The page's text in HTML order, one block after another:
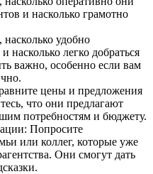
и насколько грамотно
удобно
насколько легко добраться
важно, особенно если вам
цены и предложения
что они предлагают
потребностям и бюджету.
Попросите
или коллег, которые уже
Они смогут дать